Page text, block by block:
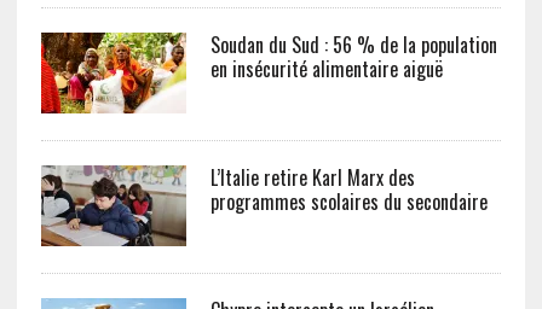
Soudan du Sud : 56 % de la population
en insécurité alimentaire aiguë
L’Italie retire Karl Marx des
programmes scolaires du secondaire